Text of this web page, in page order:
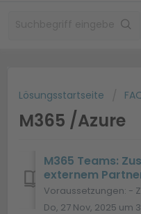
Lösungsstartseite
M365 /Azure
M365 Teams:
externem
Do, 27 Nov, 2025 um